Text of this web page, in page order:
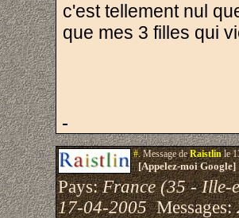
c'est tellement nul
que mes 3 filles qui
#.Message deRaistlinle
[Appelez-moi
Pays:France (35 - Ille-
17-04-2005Messages: